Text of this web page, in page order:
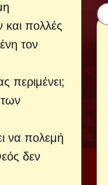
και πολλές
τον
περιμένει;
να πολεμή
δεν